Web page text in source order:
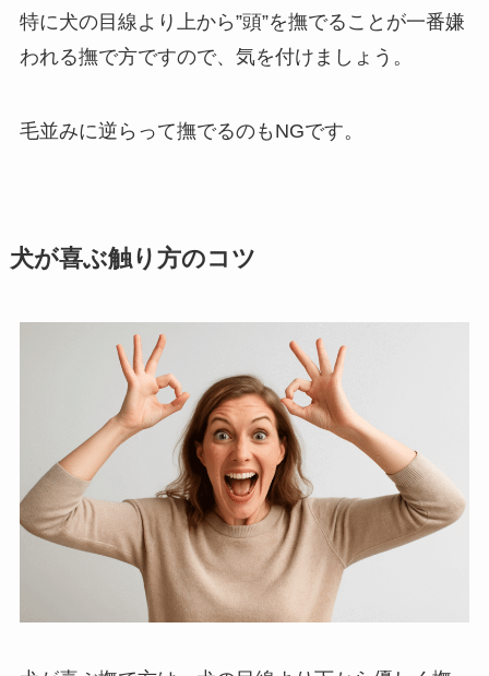
特に犬の目線より上から”頭”を撫でることが一番嫌
われる撫で方ですので、気を付けましょう。
毛並みに逆らって撫でるのもNGです。
犬が喜ぶ触り方のコツ